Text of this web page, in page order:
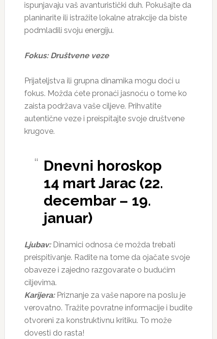
ispunjavaju vaš avanturistički duh. Pokušajte da
planinarite ili istražite lokalne atrakcije da biste
podmladili svoju energiju.
Fokus: Društvene veze
Prijateljstva ili grupna dinamika mogu doći u
fokus. Možda ćete pronaći jasnoću o tome ko
zaista podržava vaše ciljeve. Prihvatite
autentične veze i preispitajte svoje društvene
krugove.
Dnevni horoskop
14 mart Jarac (22.
decembar – 19.
januar)
Ljubav:Dinamici odnosa će možda trebati
preispitivanje. Radite na tome da ojačate svoje
obaveze i zajedno razgovarate o budućim
ciljevima.
Karijera:Priznanje za vaše napore na poslu je
verovatno. Tražite povratne informacije i budite
otvoreni za konstruktivnu kritiku. To može
dovesti do rasta!